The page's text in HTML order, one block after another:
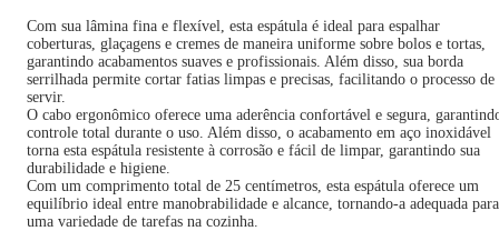
Com sua lâmina fina e flexível, esta espátula é ideal para espalhar
coberturas, glaçagens e cremes de maneira uniforme sobre bolos e tortas,
garantindo acabamentos suaves e profissionais. Além disso, sua borda
serrilhada permite cortar fatias limpas e precisas, facilitando o processo de
servir.
O cabo ergonômico oferece uma aderência confortável e segura,
controle total durante o uso. Além disso, o acabamento em aço inoxidável
torna esta espátula resistente à corrosão e fácil de limpar, garantindo sua
durabilidade e higiene.
Com um comprimento total de 25 centímetros, esta espátula oferece um
equilíbrio ideal entre manobrabilidade e alcance, tornando-a adequada para
uma variedade de tarefas na cozinha.